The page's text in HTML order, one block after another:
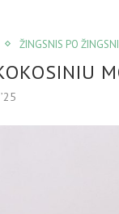
ŽINGSNIS PO